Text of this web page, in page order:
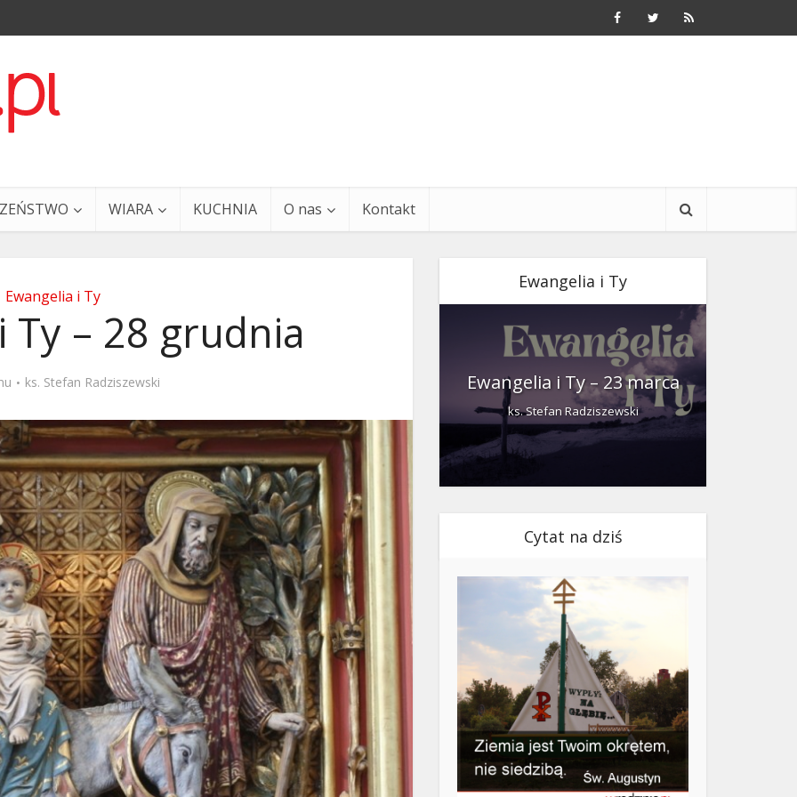
WIARA KUCHNIA O nas Kontakt
Ewangelia i Ty
Ty – 28 grudnia
ks. Stefan Radziszewski
Ewangelia i Ty
i Ty – 29 grudnia Ewangelia i Ty – 23 marca
ks. Stefan Radziszewski
Cytat na dziś